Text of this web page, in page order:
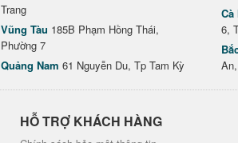
Trang
Vũng Tàu 185B Phạm Hồng Thái,
Phường 7
Quảng Nam 61 Nguyễn Du, Tp Tam Kỳ
Cà
6,
HỖ TRỢ KHÁCH HÀNG